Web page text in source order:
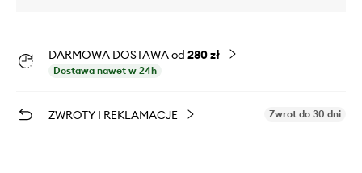
DARMOWA DOSTAWA od 280 zł
Dostawa nawet w 24h
ZWROTY I REKLAMACJE Zwrot do 30 dni